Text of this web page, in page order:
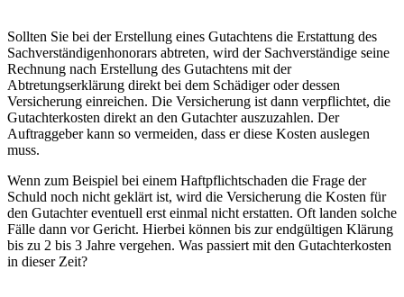
Sollten Sie bei der Erstellung eines Gutachtens die Erstattung des
Sachverständigenhonorars abtreten, wird der Sachverständige seine
Rechnung nach Erstellung des Gutachtens mit der
Abtretungserklärung direkt bei dem Schädiger oder dessen
Versicherung einreichen. Die Versicherung ist dann verpflichtet, die
Gutachterkosten direkt an den Gutachter auszuzahlen. Der
Auftraggeber kann so vermeiden, dass er diese Kosten auslegen
muss.
Wenn zum Beispiel bei einem Haftpflichtschaden die Frage der
Schuld noch nicht geklärt ist, wird die Versicherung die Kosten für
den Gutachter eventuell erst einmal nicht erstatten. Oft landen solche
Fälle dann vor Gericht. Hierbei können bis zur endgültigen Klärung
bis zu 2 bis 3 Jahre vergehen. Was passiert mit den Gutachterkosten
in dieser Zeit?